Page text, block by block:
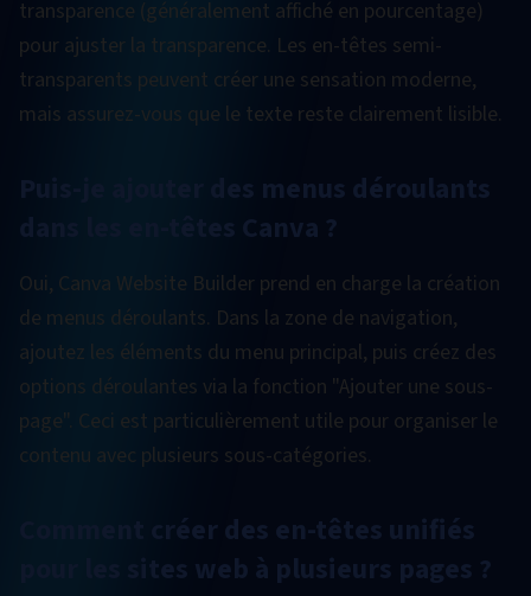
transparence (généralement affiché en pourcentage)
pour ajuster la transparence. Les en-têtes semi-
transparents peuvent créer une sensation moderne,
mais assurez-vous que le texte reste clairement lisible.
Puis-je ajouter des menus déroulants
dans les en-têtes Canva ?
Oui, Canva Website Builder prend en charge la création
de menus déroulants. Dans la zone de navigation,
ajoutez les éléments du menu principal, puis créez des
options déroulantes via la fonction "Ajouter une sous-
page". Ceci est particulièrement utile pour organiser le
contenu avec plusieurs sous-catégories.
Comment créer des en-têtes unifiés
pour les sites web à plusieurs pages ?